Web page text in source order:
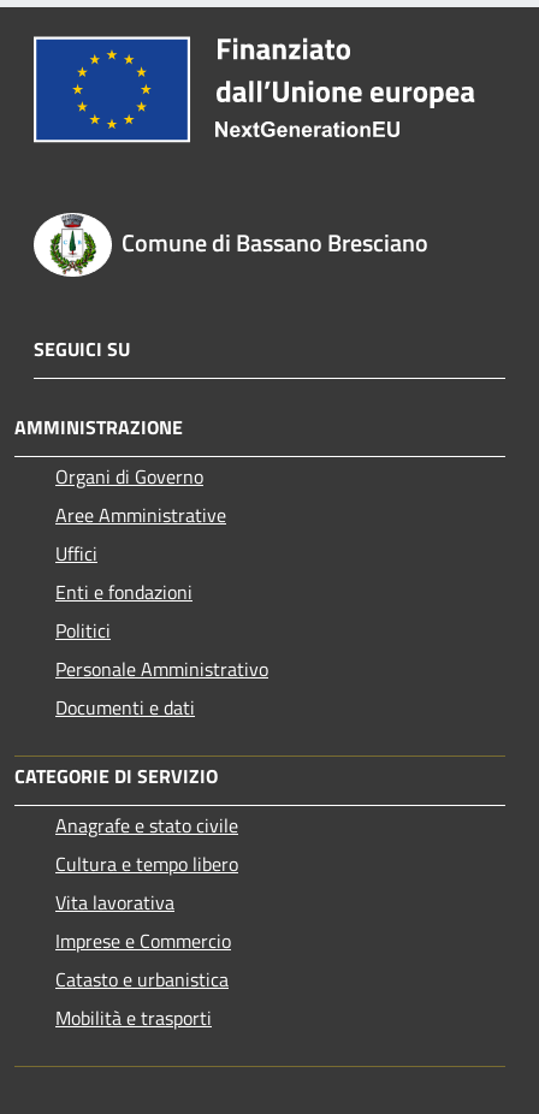
Comune di Bassano Bresciano
SEGUICI SU
AMMINISTRAZIONE
Organi di Governo
Aree Amministrative
Uffici
Enti e fondazioni
Politici
Personale Amministrativo
Documenti e dati
CATEGORIE DI SERVIZIO
Anagrafe e stato civile
Cultura e tempo libero
Vita lavorativa
Imprese e Commercio
Catasto e urbanistica
Mobilità e trasporti